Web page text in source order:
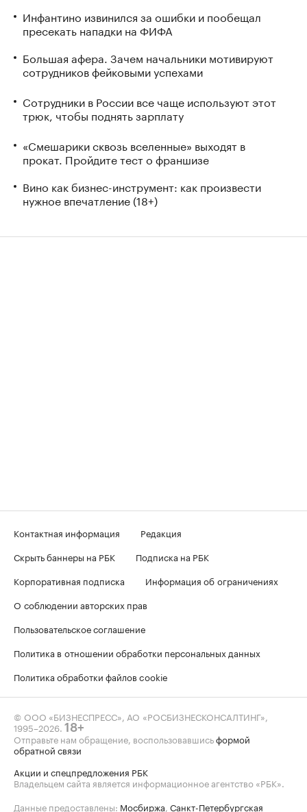
Инфантино извинился за ошибки и пообещал
пресекать нападки на ФИФА
Большая афера. Зачем начальники мотивируют
сотрудников фейковыми успехами
Сотрудники в России все чаще используют этот
трюк, чтобы поднять зарплату
«Смешарики сквозь вселенные» выходят в
прокат. Пройдите тест о франшизе
Вино как бизнес-инструмент: как произвести
нужное впечатление (18+)
Контактная информация
Редакция
Скрыть баннеры на РБК
Подписка на РБК
Корпоративная подписка
Информация об ограничениях
О соблюдении авторских прав
Пользовательское соглашение
Политика в отношении обработки персональных данных
Политика обработки файлов cookie
© ООО «БИЗНЕСПРЕСС», АО «РОСБИЗНЕСКОНСАЛТИНГ»,
1995–2026 18+
Отправьте нам обращение, воспользовавшисьформой
обратной связи
Акции и спецпредложения РБК
Владельцем сайта является информационное агентство «РБК».
Данные предоставлены: Мосбиржа Санкт-Петербургская